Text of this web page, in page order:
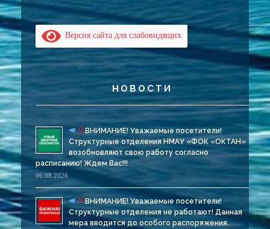
Версия сайта для слабовидящих
НОВОСТИ
ВНИМАНИЕ! Уважаемые посетители!
Структурные отделения НМАУ «ФОК «ОКТАН»
возобновляют свою работу согласно
расписанию! Ждем Вас!!!
06.08.2026
ВНИМАНИЕ! Уважаемые посетители!
Структурные отделения не работают! Данная
мера вводится до особого распоряжения.